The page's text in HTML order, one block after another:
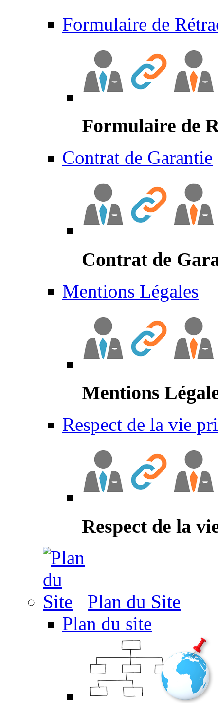
Formulaire de
Formulaire de
Contrat de Garantie
Contrat de
Mentions Légales
Mentions
Respect de la vie
Respect de la
Plan du Site
Plan du site